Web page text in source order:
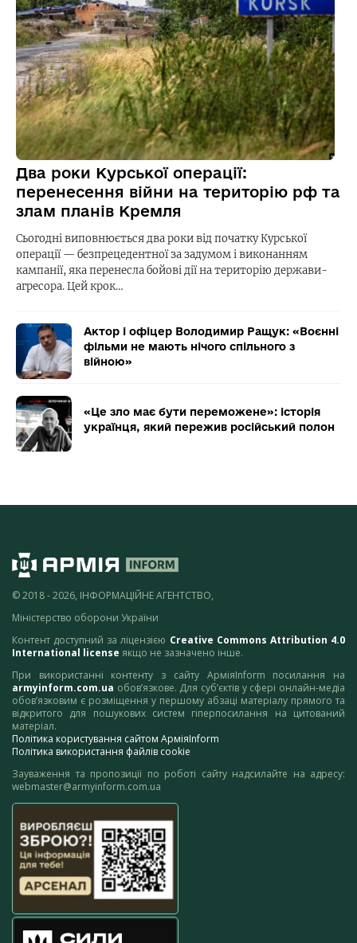
Два роки Курської операції:
перенесення війни на територію рф та
злам планів Кремля
Сьогодні виповнюється два роки від початку Курської
операції — безпрецедентної за задумом і виконанням
кампанії, яка перенесла бойові дії на територію держави-
агресора. Цей крок…
Актор і офіцер Володимир Ращук: «Воєнні
фільми не мають нічого спільного з
війною»
«Це зло має бути переможене»: історія
українця, який пережив російський полон
© 2018 - 2026, ІНФОРМАЦІЙНЕ АГЕНТСТВО,
Міністерство оборони України
Контент доступний за ліцензією Creative Commons Attribution 4.0
International license якщо не зазначено інше.
При використанні контенту з сайту АрміяInform посилання на
armyinform.com.ua обов’язкове. Для суб’єктів у сфері онлайн-медіа
обов’язковим є розміщення у першому абзаці матеріалу прямого та
відкритого для пошукових систем гіперпосилання на цитований
матеріал.
Політика користування сайтом АрміяInform
Політика використання файлів cookie
Зауваження та пропозиції по роботі сайту надсилайте на адресу:
webmaster@armyinform.com.ua